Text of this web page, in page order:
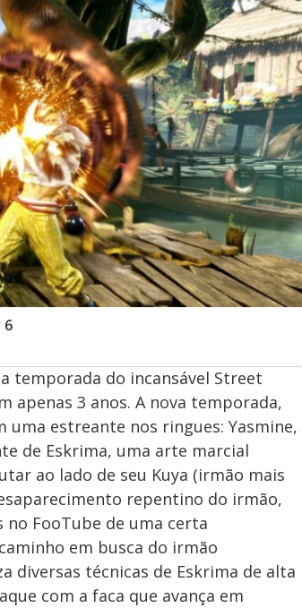
6
temporada do incansável Street
apenas 3 anos. A nova temporada,
uma estreante nos ringues: Yasmine,
de Eskrima, uma arte marcial
ao lado de seu Kuya (irmão mais
repentino do irmão,
no FooTube de uma certa
em busca do irmão
diversas técnicas de Eskrima de alta
com a faca que avança em